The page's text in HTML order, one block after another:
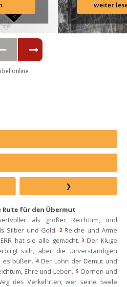
live
elimwien/
uns ein großes
Anliegen […]
weiter
online
Rute für den Übermut
als großer Reichtum, und
Silber und Gold. 2 Reiche und Arme
hat sie alle gemacht. 3 Der Kluge
sich, aber die Unverständigen
büßen. 4 Der Lohn der Demut und
Ehre und Leben. 5 Dornen und
des Verkehrten; wer seine Seele